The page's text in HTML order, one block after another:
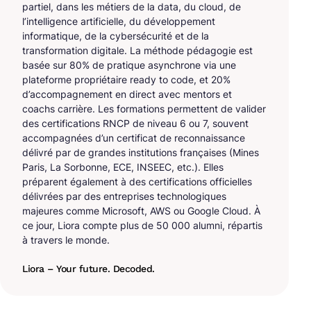
partiel, dans les métiers de la data, du cloud, de
l’intelligence artificielle, du développement
informatique, de la cybersécurité et de la
transformation digitale. La méthode pédagogie est
basée sur 80% de pratique asynchrone via une
plateforme propriétaire ready to code, et 20%
d’accompagnement en direct avec mentors et
coachs carrière. Les formations permettent de valider
des certifications RNCP de niveau 6 ou 7, souvent
accompagnées d’un certificat de reconnaissance
délivré par de grandes institutions françaises (Mines
Paris, La Sorbonne, ECE, INSEEC, etc.). Elles
préparent également à des certifications officielles
délivrées par des entreprises technologiques
majeures comme Microsoft, AWS ou Google Cloud. À
ce jour, Liora compte plus de 50 000 alumni, répartis
à travers le monde.
Liora – Your future. Decoded.